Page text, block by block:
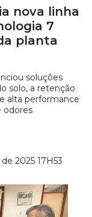
nova linha
7
planta
soluções
solo, a retenção
alta performance
odores
2025 17H53